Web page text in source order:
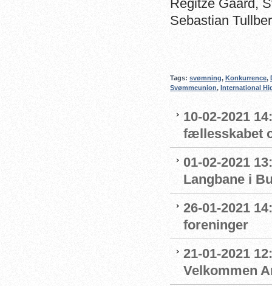
Regitze Gaard,
Sebastian
Tags: svømning, Konkurrence,
Svømmeunion, International
10-02-2021
fællesskabet
01-02-2021
Langbane i
26-01-2021
foreninger
21-01-2021
Velkommen